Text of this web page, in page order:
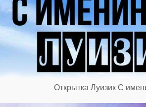
Открытка Луизик С